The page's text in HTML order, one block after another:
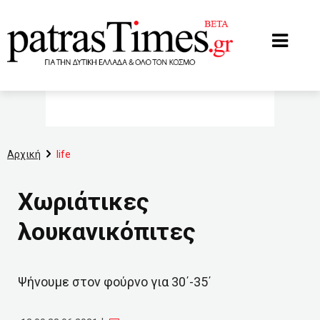
Αρχική life
Χωριάτικες
λουκανικόπιτες
Ψήνουμε στον φούρνο για 30΄-35΄